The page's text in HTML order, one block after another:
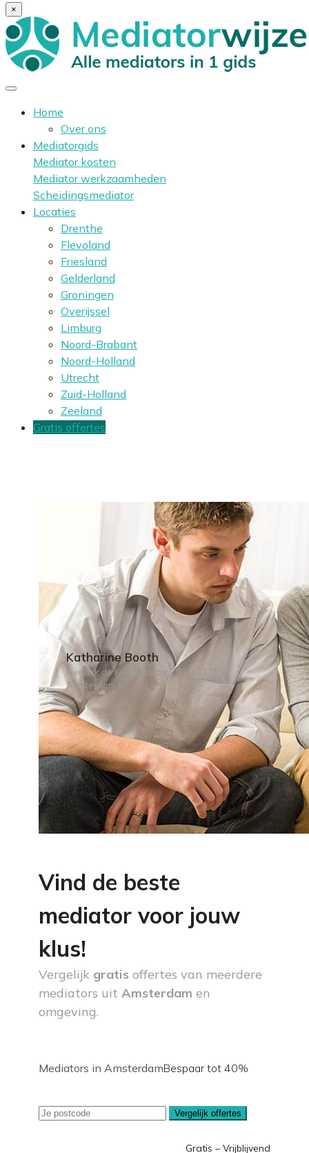
×
Home
Over ons
Mediatorgids
Mediator kosten
Mediator werkzaamheden
Scheidingsmediator
Locaties
Drenthe
Flevoland
Friesland
Gelderland
Groningen
Overijssel
Limburg
Noord-Brabant
Noord-Holland
Utrecht
Zuid-Holland
Zeeland
Gratis offertes
Katharine Booth
Henrick de Keijserstraat 252, 1073TG
Amsterdam
Vind de beste
mediator voor jouw
klus!
Vergelijk gratis offertes van meerdere
mediators uit Amsterdam en
omgeving.
Mediators in AmsterdamBespaar tot 40%
Vergelijk offertes
Gratis – Vrijblijvend